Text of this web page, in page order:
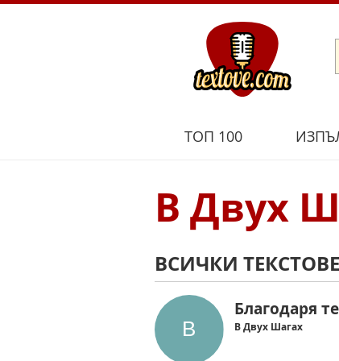
ТОП 100
В Двух
ВСИЧКИ ТЕКСТОВЕ
Благодаря
В Двух Шагах